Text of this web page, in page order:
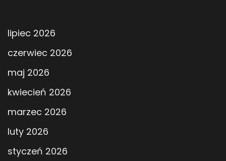
lipiec 2026
czerwiec 2026
maj 2026
kwiecień 2026
marzec 2026
luty 2026
styczeń 2026